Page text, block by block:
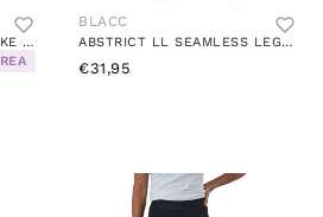
ESSENTIALS 3-STRIPES BIKE SHORTS BLACK / WHITE
REA
BLACC
ABSTRICT LL SEAMLESS LEGGING BLACK
€31,95